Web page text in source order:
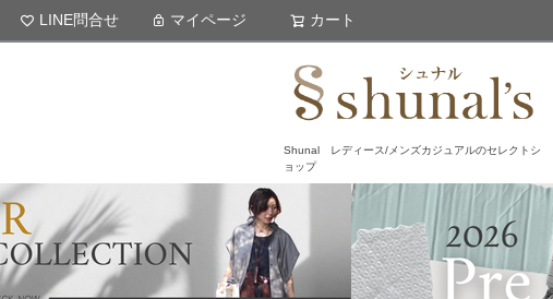
Shunal レディース/メンズカジュアルのセレクトシ
ョップ
LINE問合せ マイページ カート